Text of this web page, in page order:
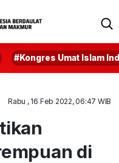
#Kongres Umat Islam
Rabu , 16 Feb 2022, 06:47 WIB
di